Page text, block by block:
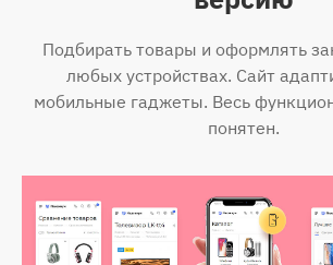
Подбирать товары и оформлять
любых устройствах. Сайт
мобильные гаджеты. Весь
понятен.